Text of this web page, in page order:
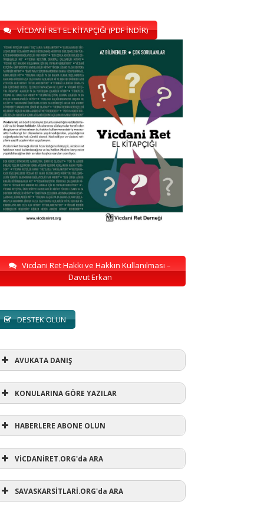
VİCDANİ RET EL KİTAPÇIĞI (PDF İNDİR)
Vicdani Ret Hakkı ve Hakkın Kullanılması –
Davut Erkan
DESTEK OLUN
AVUKATA DANIŞ
AVUKATA DANIŞ
KONULARINA GÖRE YAZILAR
KONULARINA GÖRE YAZILAR
(1)
ihtarı(3)
HABERLERE ABONE OLUN
VİCDANİRET.ORG'da ARA
SAVASKARSİTLARİ.ORG'da ARA